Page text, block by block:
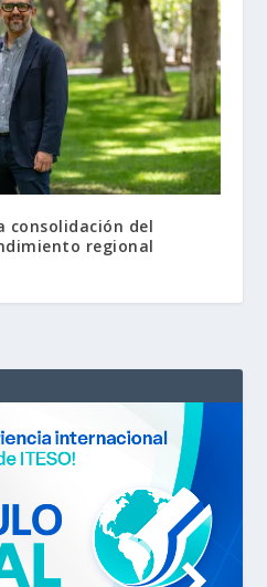
consolidación del
regional